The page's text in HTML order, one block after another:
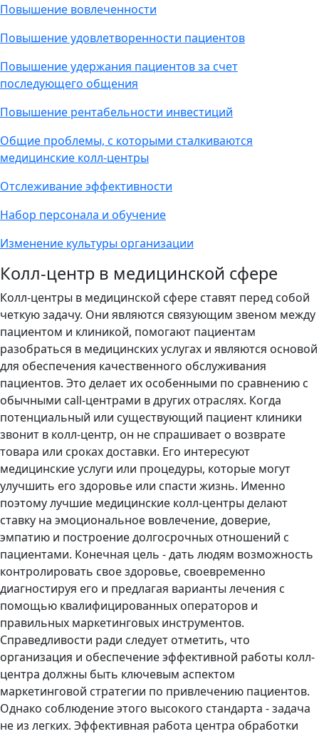
Повышение вовлеченности
Повышение удовлетворенности пациентов
Повышение удержания пациентов за счет
последующего общения
Повышение рентабельности инвестиций
Общие проблемы, с которыми сталкиваются
медицинские колл-центры
Отслеживание эффективности
Набор персонала и обучение
Изменение культуры организации
Колл-центр в медицинской сфере
Колл-центры в медицинской сфере ставят перед собой
четкую задачу. Они являются связующим звеном между
пациентом и клиникой, помогают пациентам
разобраться в медицинских услугах и являются основой
для обеспечения качественного обслуживания
пациентов. Это делает их особенными по сравнению с
обычными call-центрами в других отраслях. Когда
потенциальный или существующий пациент клиники
звонит в колл-центр, он не спрашивает о возврате
товара или сроках доставки. Его интересуют
медицинские услуги или процедуры, которые могут
улучшить его здоровье или спасти жизнь. Именно
поэтому лучшие медицинские колл-центры делают
ставку на эмоциональное вовлечение, доверие,
эмпатию и построение долгосрочных отношений с
пациентами. Конечная цель - дать людям возможность
контролировать свое здоровье, своевременно
диагностируя его и предлагая варианты лечения с
помощью квалифицированных операторов и
правильных маркетинговых инструментов.
Справедливости ради следует отметить, что
организация и обеспечение эффективной работы колл-
центра должны быть ключевым аспектом
маркетинговой стратегии по привлечению пациентов.
Однако соблюдение этого высокого стандарта - задача
не из легких. Эффективная работа центра обработки